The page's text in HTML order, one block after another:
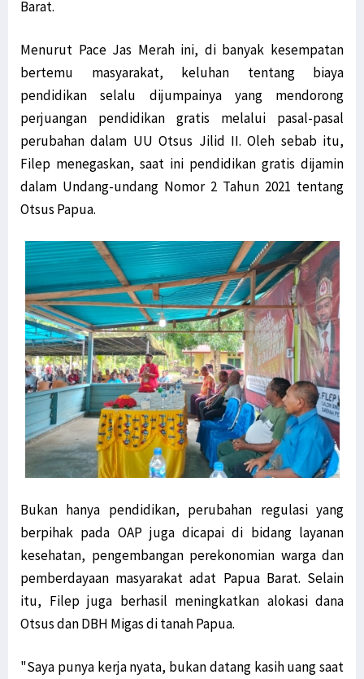
Barat.
Menurut Pace Jas Merah ini, di banyak kesempatan
bertemu masyarakat, keluhan tentang biaya
pendidikan selalu dijumpainya yang mendorong
perjuangan pendidikan gratis melalui pasal-pasal
perubahan dalam UU Otsus Jilid II. Oleh sebab itu,
Filep menegaskan, saat ini pendidikan gratis dijamin
dalam Undang-undang Nomor 2 Tahun 2021 tentang
Otsus Papua.
Bukan hanya pendidikan, perubahan regulasi yang
berpihak pada OAP juga dicapai di bidang layanan
kesehatan, pengembangan perekonomian warga dan
pemberdayaan masyarakat adat Papua Barat. Selain
itu, Filep juga berhasil meningkatkan alokasi dana
Otsus dan DBH Migas di tanah Papua.
"Saya punya kerja nyata, bukan datang kasih uang saat